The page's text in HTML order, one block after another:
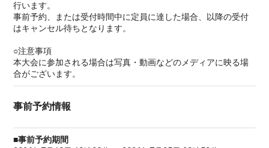
行います。
事前予約、または受付時間中に定員に達した場合、以降の受付
はキャンセル待ちとなります。
○注意事項
本大会に参加される場合は写真・動画などのメディアに映る場
合がございます。
事前予約情報
■事前予約期間